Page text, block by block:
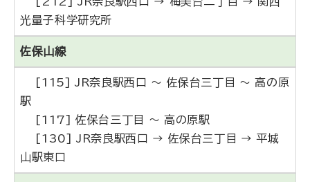
光量子科学研究所
佐保山線
[115] JR奈良駅西口 ～ 佐保台三丁目 ～ 高の原
駅
[117] 佐保台三丁目 ～ 高の原駅
[130] JR奈良駅西口 → 佐保台三丁目 → 平城
山駅東口